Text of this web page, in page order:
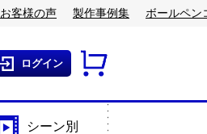
お客様の声 製作事例集 ボールペン
ログイン
シーン別